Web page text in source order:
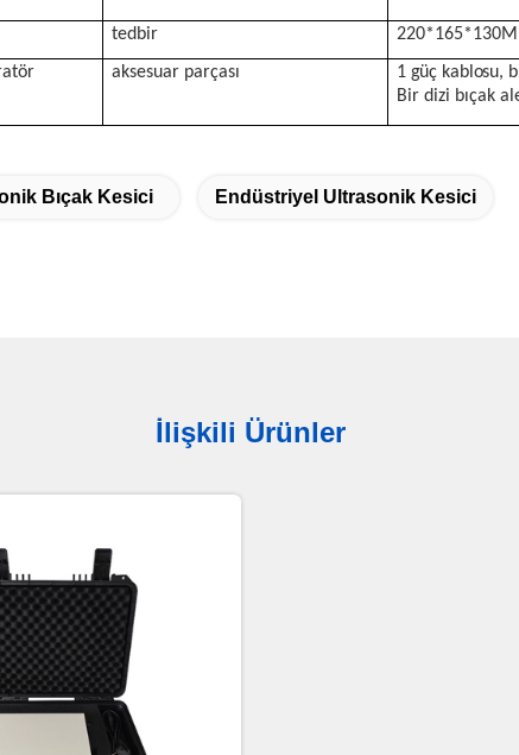
tedbir
aksesuar parçası
1 güç kablosu,
Bir dizi bıçak
Bıçak Kesici Endüstriyel Ultrasonik Kesici
İlişkili Ürünler